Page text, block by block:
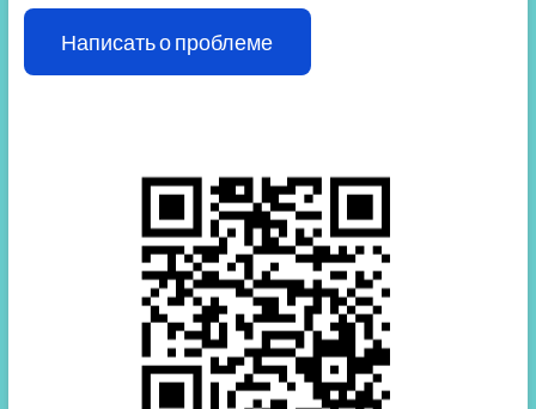
Написать о проблеме